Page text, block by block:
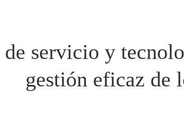
servicio y
gestión eficaz de